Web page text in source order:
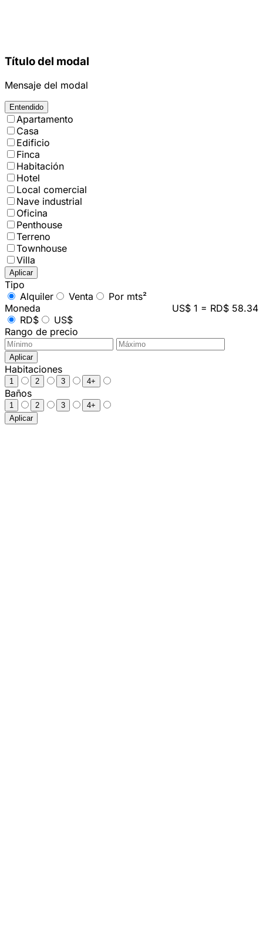
Título del modal
Mensaje del modal
Entendido
Apartamento
Casa
Edificio
Finca
Habitación
Hotel
Local comercial
Nave industrial
Oficina
Penthouse
Terreno
Townhouse
Villa
Aplicar
Tipo
Alquiler
Venta
Por mts²
Moneda
US$ 1 = RD$ 58.34
RD$
US$
Rango de precio
Aplicar
Habitaciones
1 2 3 4+
Baños
1 2 3
4+
Aplicar